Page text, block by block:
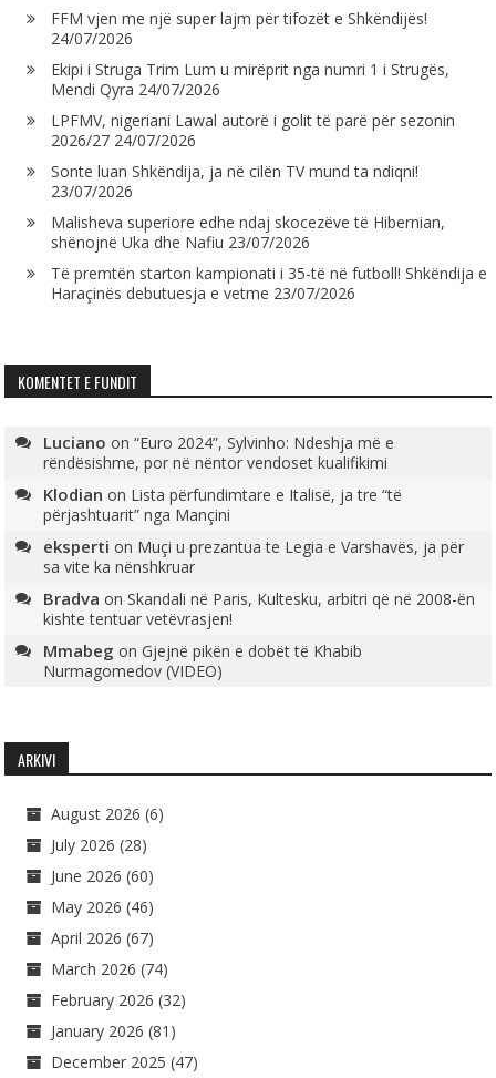
FFM vjen me një super lajm për tifozët e Shkëndijës!
24/07/2026
Ekipi i Struga Trim Lum u mirëprit nga numri 1 i Strugës,
Mendi Qyra 24/07/2026
LPFMV, nigeriani Lawal autorë i golit të parë për sezonin
2026/27 24/07/2026
Sonte luan Shkëndija, ja në cilën TV mund ta ndiqni!
23/07/2026
Malisheva superiore edhe ndaj skocezëve të Hibernian,
shënojnë Uka dhe Nafiu 23/07/2026
Të premtën starton kampionati i 35-të në futboll! Shkëndija e
Haraçinës debutuesja e vetme 23/07/2026
KOMENTET E FUNDIT
Luciano on“Euro 2024”, Sylvinho: Ndeshja më e
rëndësishme, por në nëntor vendoset kualifikimi
Klodian on Lista përfundimtare e Italisë, ja tre “të
përjashtuarit” nga Mançini
eksperti on Muçi u prezantua te Legia e Varshavës, ja për
sa vite ka nënshkruar
Bradva onSkandali në Paris, Kultesku, arbitri që në 2008-ën
kishte tentuar vetëvrasjen!
Mmabeg onGjejnë pikën e dobët të Khabib
Nurmagomedov (VIDEO)
ARKIVI
August 2026 (6)
July 2026 (28)
June 2026 (60)
May 2026 (46)
April 2026 (67)
March 2026 (74)
February 2026 (32)
January 2026 (81)
December 2025 (47)